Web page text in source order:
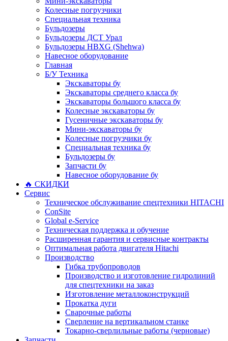
Колесные погрузчики
Специальная техника
Бульдозеры
Бульдозеры ДСТ Урал
Бульдозеры HBXG (Shehwa)
Навесное оборудование
Главная
Б/У Техника
Экскаваторы бу
Экскаваторы среднего класса бу
Экскаваторы большого класса бу
Колесные экскаваторы бу
Гусеничные экскаваторы бу
Мини-экскаваторы бу
Колесные погрузчики бу
Специальная техника бу
Бульдозеры бу
Запчасти бу
Навесное оборудование бу
🔥 СКИДКИ
Сервис
Техническое обслуживание спецтехники HITACHI
ConSite
Global e-Service
Техническая поддержка и обучение
Расширенная гарантия и сервисные контракты
Оптимальная работа двигателя Hitachi
Производство
Гибка трубопроводов
Производство и изготовление гидролиний
для спецтехники на заказ
Изготовление металлоконструкций
Прокатка дуги
Сварочные работы
Сверление на вертикальном станке
Токарно-сверлильные работы (черновые)